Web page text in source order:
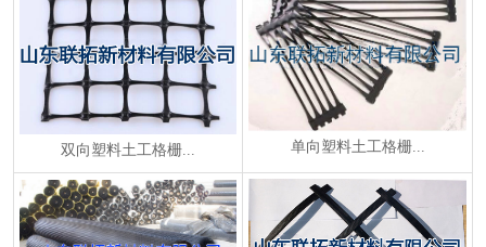
双向塑料土工格栅... 单向塑料土工格栅...